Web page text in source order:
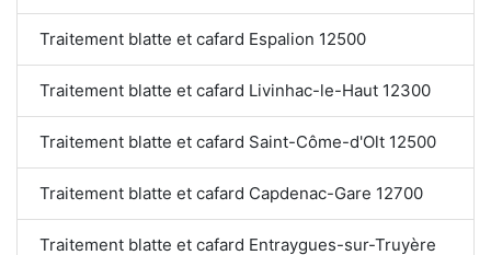
Traitement blatte et cafard Espalion 12500
Traitement blatte et cafard Livinhac-le-Haut 12300
Traitement blatte et cafard Saint-Côme-d'Olt 12500
Traitement blatte et cafard Capdenac-Gare 12700
Traitement blatte et cafard Entraygues-sur-Truyère